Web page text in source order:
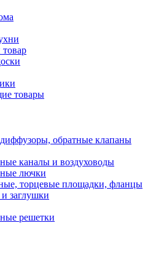
товары
обратные клапаны
каналы и воздуховоды
лючки
торцевые площадки, фланцы
заглушки
решетки